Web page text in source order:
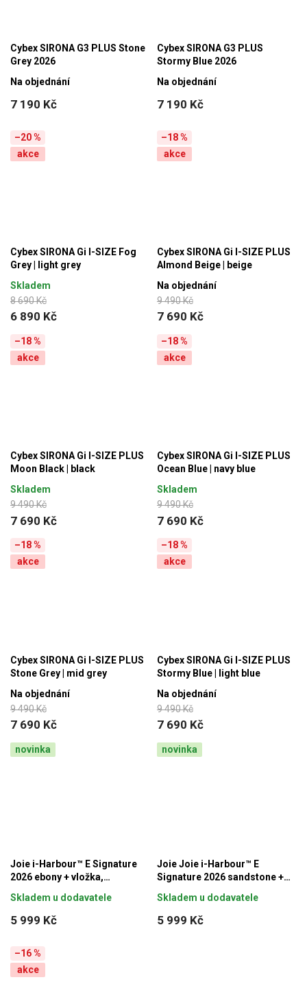
Cybex SIRONA G3 PLUS Stone
Grey 2026
7 190 Kč
Na objednání
Cybex SIRONA G3 PLUS
Stormy Blue 2026
7 190 Kč
Na objednání
–20 %
akce
Cybex SIRONA Gi I-SIZE Fog
Grey | light grey
8 690 Kč
6 890 Kč
Skladem
–18 %
akce
Cybex SIRONA Gi I-SIZE PLUS
Almond Beige | beige
9 490 Kč
7 690 Kč
Na objednání
–18 %
akce
Cybex SIRONA Gi I-SIZE PLUS
Moon Black | black
9 490 Kč
7 690 Kč
Skladem
–18 %
akce
Cybex SIRONA Gi I-SIZE PLUS
Ocean Blue | navy blue
9 490 Kč
7 690 Kč
Skladem
–18 %
akce
Cybex SIRONA Gi I-SIZE PLUS
Stone Grey | mid grey
9 490 Kč
7 690 Kč
Na objednání
–18 %
akce
Cybex SIRONA Gi I-SIZE PLUS
Stormy Blue | light blue
9 490 Kč
7 690 Kč
Na objednání
novinka
Joie i-Harbour™ E Signature
2026 ebony + vložka,
5 999 Kč
Skladem u dodavatele
novinka
Joie Joie i-Harbour™ E
Signature 2026 sandstone +
cm
5 999 Kč
Skladem u dodavatele
–16 %
akce